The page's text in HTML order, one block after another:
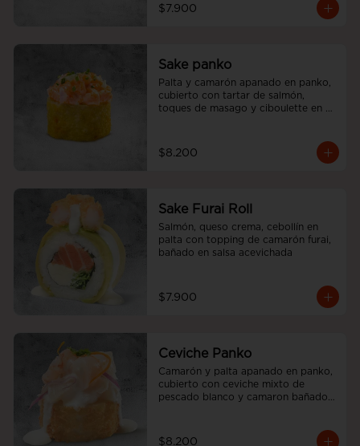
$7.900
Sake panko
Palta y camarón apanado en panko,
cubierto con tartar de salmón,
toques de masago y ciboulette en
$8.200
Sake Furai Roll
Salmón, queso crema, cebollín en
palta con topping de camarón furai,
bañado en salsa acevichada
$7.900
Ceviche Panko
Camarón y palta apanado en panko,
cubierto con ceviche mixto de
pescado blanco y camaron bañado
$8.200